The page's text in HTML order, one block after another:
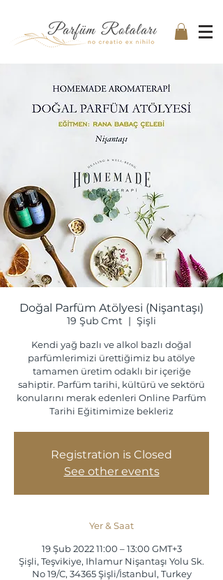
Doğal Parfüm Atölyesi (Nişantaşı)
19 Şub Cmt
  |
Şişli
Kendi yağ bazlı ve alkol bazlı doğal
parfümlerimizi ürettiğimiz bu atölye
tamamen üretim odaklı bir içeriğe
sahiptir. Parfüm tarihi, kültürü ve sektörü
konularını merak edenleri Online Parfüm
Tarihi Eğitimimize bekleriz
Registration is Closed
See other events
Yer & Saat
19 Şub 2022 11:00 – 13:00 GMT+3
Şişli, Teşvikiye, Ihlamur Nişantaşı Yolu Sk.
No 19/C, 34365 Şişli/İstanbul, Turkey